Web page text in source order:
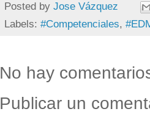
Posted by Jose Vázquez
Labels: #Competenciales,
No hay
Publicar un